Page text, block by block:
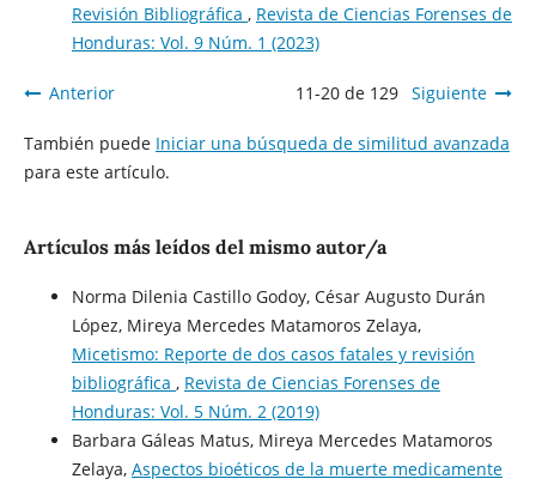
Revisión Bibliográfica , Revista de Ciencias Forenses de
Honduras: Vol. 9 Núm. 1 (2023)
Anterior 11-20 de 129 Siguiente
También puede Iniciar una búsqueda de similitud avanzada
para este artículo.
Artículos más leídos del mismo autor/a
Norma Dilenia Castillo Godoy, César Augusto Durán
López, Mireya Mercedes Matamoros Zelaya,
Micetismo: Reporte de dos casos fatales y revisión
bibliográfica , Revista de Ciencias Forenses de
Honduras: Vol. 5 Núm. 2 (2019)
Barbara Gáleas Matus, Mireya Mercedes Matamoros
Zelaya, Aspectos bioéticos de la muerte medicamente